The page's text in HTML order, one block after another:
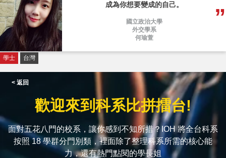
成為你想要變成的自己。
國立政治大學
外交學系
何瑜萱
學士 台灣
< 返回
歡迎來到科系比拼擂台!
面對五花八門的校系，讓你感到不知所措？IOH 將全台科系
按照 18 學群分門別類，裡面除了整理科系所需的核心能
力，還有熱門點閱的學長姐